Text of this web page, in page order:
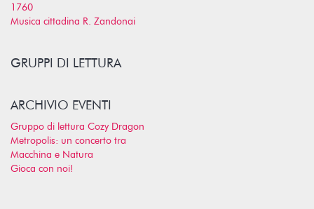
1760
Musica cittadina R. Zandonai
GRUPPI DI LETTURA
ARCHIVIO EVENTI
Gruppo di lettura Cozy Dragon
Metropolis: un concerto tra
Macchina e Natura
Gioca con noi!